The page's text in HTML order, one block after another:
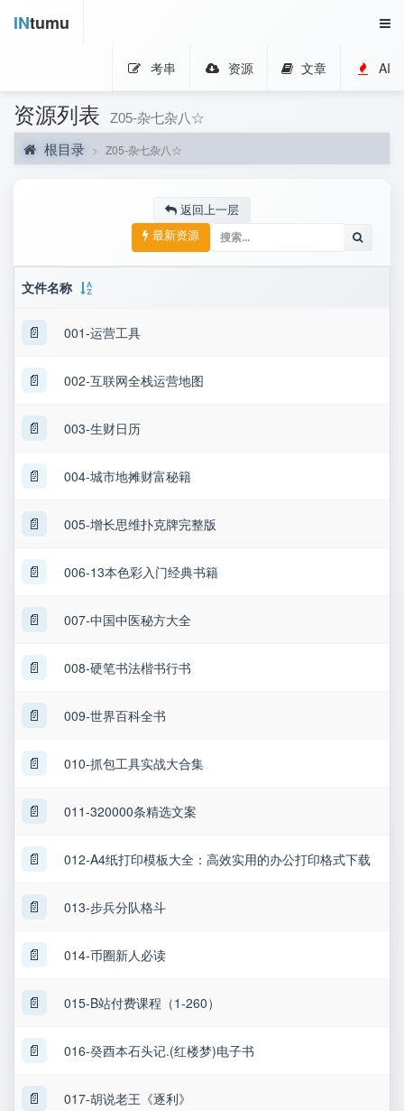
INtumu
考串 资源 文章 AI
资源列表 Z05-杂七杂八☆
根目录 Z05-杂七杂八☆
返回上一层
最新资源
文件名称
📄 001-运营工具
📄 002-互联网全栈运营地图
📄 003-生财日历
📄 004-城市地摊财富秘籍
📄 005-增长思维扑克牌完整版
📄 006-13本色彩入门经典书籍
📄 007-中国中医秘方大全
📄 008-硬笔书法楷书行书
📄 009-世界百科全书
📄 010-抓包工具实战大合集
📄 011-320000条精选文案
📄 012-A4纸打印模板大全：高效实用的办公打印格式下载
📄 013-步兵分队格斗
📄 014-币圈新人必读
📄 015-B站付费课程（1-260）
📄 016-癸酉本石头记.(红楼梦)电子书
📄 017-胡说老王《逐利》